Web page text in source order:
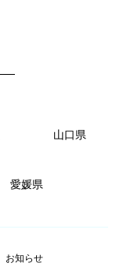
山口県
愛媛県
お知らせ